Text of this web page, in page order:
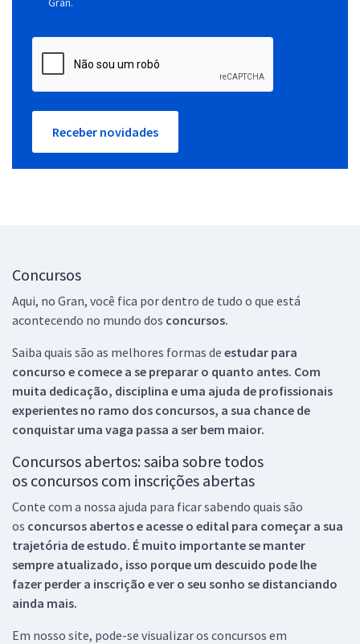
Receber novidades
Concursos
Aqui, no Gran, você fica por dentro de tudo o que está
acontecendo no mundo dos concursos.
Saiba quais são as melhores formas de estudar para
concurso e comece a se preparar o quanto antes. Com
muita dedicação, disciplina e uma ajuda de profissionais
experientes no ramo dos concursos, a sua chance de
conquistar uma vaga passa a ser bem maior.
Concursos abertos: saiba sobre todos
os concursos com inscrições abertas
Conte com a nossa ajuda para ficar sabendo quais são
os concursos abertos e acesse o edital para começar a sua
trajetória de estudo. É muito importante se manter
sempre atualizado, isso porque um descuido pode lhe
fazer perder a inscrição e ver o seu sonho se distanciando
ainda mais.
Em nosso site, pode-se visualizar os concursos em